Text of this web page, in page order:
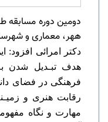
دوﻣﯿﻦ دوره ﻣﺴﺎﺑﻘﻪ
ههر، معماری و
دکتر امرائی افزود:
ﻫﺪف ﺗﺒـﺪﯾﻞ ﺷﺪن
ﻓﺮهنگی در ﻓﻀﺎی
رﻗﺎﺑﺖ ﻫﻨﺮی و
ﻣﻬﺎرت و نگاه